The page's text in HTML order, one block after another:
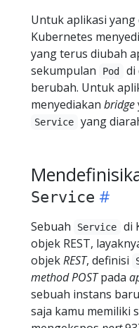
Untuk aplikasi
Kubernetes
yang terus diubah
sekumpulan
Pod di
berubah. Untuk
menyediakan bridge
Service yang
Service
Sebuah Service
di
objek REST,
objekREST, definisi
method POSTpada
sebuah instans
saja kamu memiliki